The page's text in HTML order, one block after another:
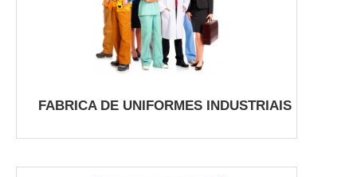
FABRICA DE UNIFORMES INDUSTRIAIS